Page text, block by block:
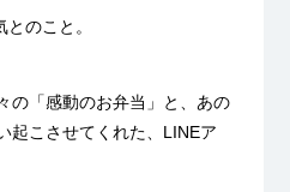
のこと。
の「感動のお弁当」と、あの
起こさせてくれた、LINEア